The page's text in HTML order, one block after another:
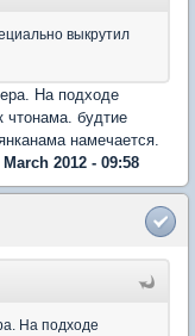
выкрутил
На подходе
будтие
намечается.
2012 - 09:58
На подходе